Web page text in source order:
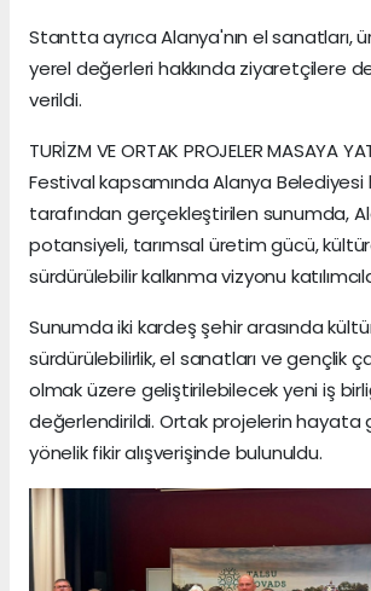
Stantta ayrıca Alanya'nın el sanatları,
yerel değerleri hakkında ziyaretçilere
verildi.
TURİZM VE ORTAK PROJELER MASAYA
Festival kapsamında Alanya
tarafından gerçekleştirilen sunumda,
potansiyeli, tarımsal üretim gücü,
sürdürülebilir kalkınma vizyonu
Sunumda iki kardeş şehir arasında
sürdürülebilirlik, el sanatları ve gençlik
olmak üzere geliştirilebilecek yeni iş
değerlendirildi. Ortak projelerin hayata
yönelik fikir alışverişinde bulunuldu.